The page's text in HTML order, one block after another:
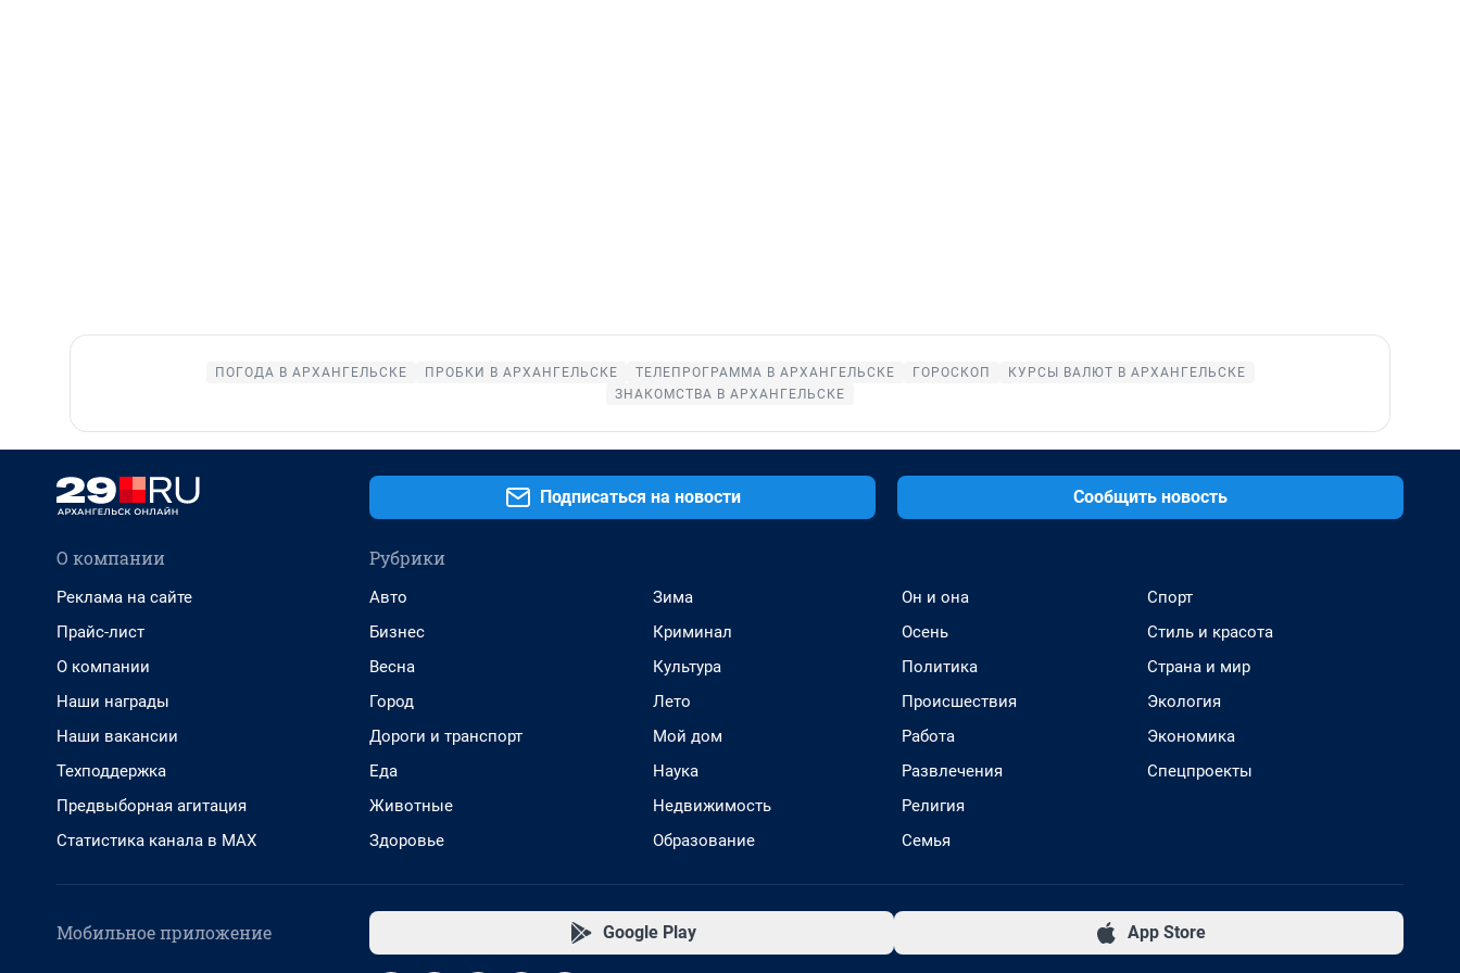
ПОГОДА В АРХАНГЕЛЬСКЕ ПРОБКИ В АРХАНГЕЛЬСКЕ ТЕЛЕПРОГРАММА В АРХАНГЕЛЬСКЕ ГОРОСКОП
КУРСЫ ВАЛЮТ В АРХАНГЕЛЬСКЕ
ЗНАКОМСТВА В АРХАНГЕЛЬСКЕ
Подписаться на новости Сообщить новость
О компании
Реклама на сайте
Прайс-лист
О компании
Наши награды
Наши вакансии
Техподдержка
Предвыборная агитация
Статистика канала в MAX
Рубрики
Авто
Бизнес
Весна
Город
Дороги и транспорт
Еда
Животные
Здоровье
Зима
Криминал
Культура
Лето
Мой дом
Наука
Недвижимость
Образование
Он и она
Осень
Политика
Происшествия
Работа
Развлечения
Религия
Семья
Спорт
Стиль и красота
Страна и мир
Экология
Экономика
Спецпроекты
Мобильное приложение Google Play App Store